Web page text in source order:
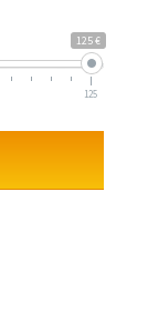
125 €
125